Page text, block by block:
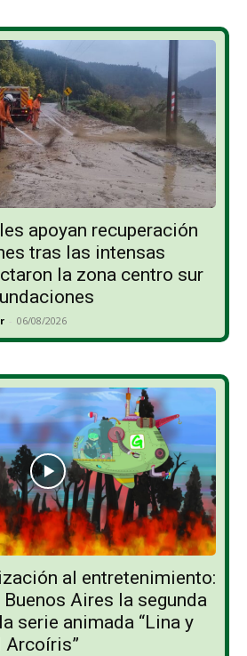
apoyan recuperación
tras las intensas
la zona centro sur
- 06/08/2026
al entretenimiento:
Aires la segunda
serie animada “Lina y
Arcoíris”